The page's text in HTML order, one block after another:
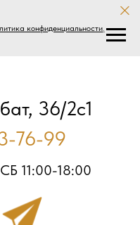
конфиденциальности.